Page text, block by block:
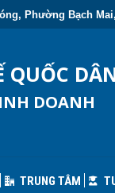
Phường Bạch
QUỐC
DOANH
TRUNG TÂM
TRUNG TÂM